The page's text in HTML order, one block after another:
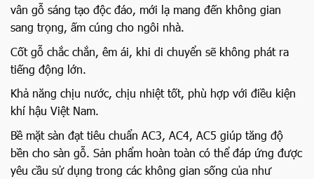
vân gỗ sáng tạo độc đáo, mới lạ mang đến không gian
sang trọng, ấm cúng cho ngôi nhà.
Cốt gỗ chắc chắn, êm ái, khi di chuyển sẽ không phát ra
tiếng động lớn.
Khả năng chịu nước, chịu nhiệt tốt, phù hợp với điều kiện
khí hậu Việt Nam.
Bề mặt sàn đạt tiêu chuẩn AC3, AC4, AC5 giúp tăng độ
bền cho sàn gỗ. Sản phẩm hoàn toàn có thể đáp ứng được
yêu cầu sử dụng trong các không gian sống của như